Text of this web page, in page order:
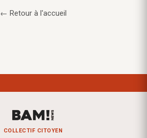
← Retour à l'accueil
COLLECTIF CITOYEN